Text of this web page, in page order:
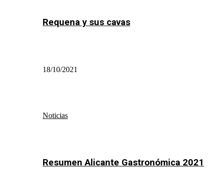
Requena y sus cavas
18/10/2021
Noticias
Resumen Alicante Gastronómica 2021